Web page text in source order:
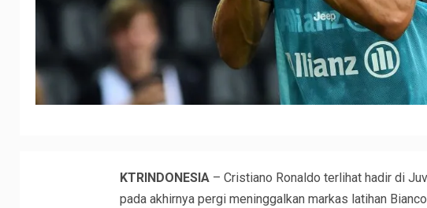
KTRINDONESIA– Cristiano Ronaldo terlihat hadir di
pada akhirnya pergi meninggalkan markas latihan